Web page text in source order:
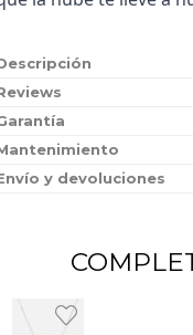
y devoluciones